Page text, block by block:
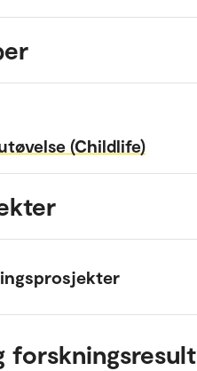
(Childlife)